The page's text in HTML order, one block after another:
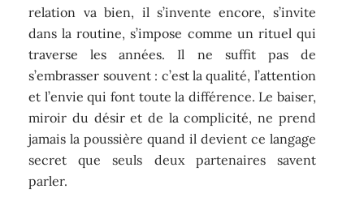
relation va bien, il s’invente encore, s’invite
dans la routine, s’impose comme un rituel qui
traverse les années. Il ne suffit pas de
s’embrasser souvent : c’est la qualité, l’attention
et l’envie qui font toute la différence. Le baiser,
miroir du désir et de la complicité, ne prend
jamais la poussière quand il devient ce langage
secret que seuls deux partenaires savent
parler.